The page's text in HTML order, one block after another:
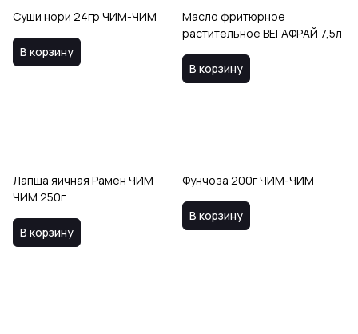
Суши нори 24гр ЧИМ-ЧИМ
В корзину
Масло фритюрное
растительное ВЕГАФРАЙ 7,5л
В корзину
Лапша яичная Рамен ЧИМ
ЧИМ 250г
В корзину
Фунчоза 200г ЧИМ-ЧИМ
В корзину